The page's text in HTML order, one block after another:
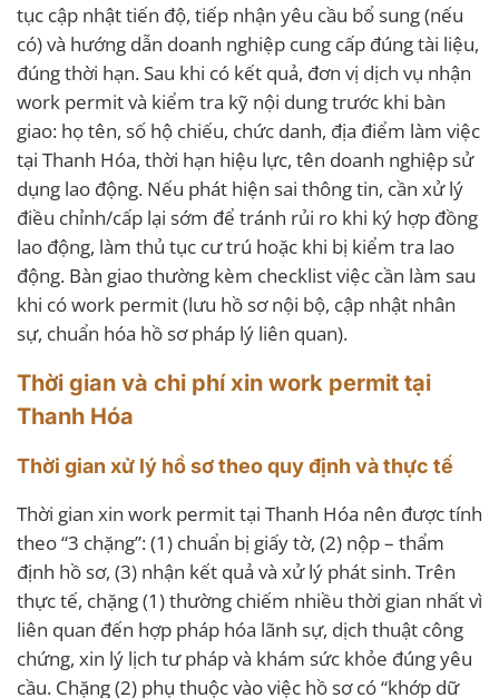
tục cập nhật tiến độ, tiếp nhận yêu cầu bổ sung (nếu
có) và hướng dẫn doanh nghiệp cung cấp đúng tài liệu,
đúng thời hạn. Sau khi có kết quả, đơn vị dịch vụ nhận
work permit và kiểm tra kỹ nội dung trước khi bàn
giao: họ tên, số hộ chiếu, chức danh, địa điểm làm việc
tại Thanh Hóa, thời hạn hiệu lực, tên doanh nghiệp sử
dụng lao động. Nếu phát hiện sai thông tin, cần xử lý
điều chỉnh/cấp lại sớm để tránh rủi ro khi ký hợp đồng
lao động, làm thủ tục cư trú hoặc khi bị kiểm tra lao
động. Bàn giao thường kèm checklist việc cần làm sau
khi có work permit (lưu hồ sơ nội bộ, cập nhật nhân
sự, chuẩn hóa hồ sơ pháp lý liên quan).
Thời gian và chi phí xin work permit tại
Thanh Hóa
Thời gian xử lý hồ sơ theo quy định và thực tế
Thời gian xin work permit tại Thanh Hóa nên được tính
theo “3 chặng”: (1) chuẩn bị giấy tờ, (2) nộp – thẩm
định hồ sơ, (3) nhận kết quả và xử lý phát sinh. Trên
thực tế, chặng (1) thường chiếm nhiều thời gian nhất vì
liên quan đến hợp pháp hóa lãnh sự, dịch thuật công
chứng, xin lý lịch tư pháp và khám sức khỏe đúng yêu
cầu. Chặng (2) phụ thuộc vào việc hồ sơ có “khớp dữ